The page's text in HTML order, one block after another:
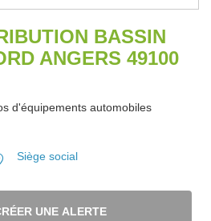
BASSIN
ANGERS 49100
d'équipements automobiles
Siège social
UNE ALERTE